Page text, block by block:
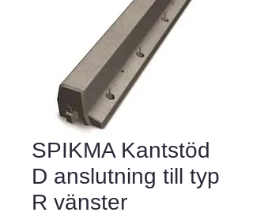
SPIKMA Kantstöd
D anslutning till typ
R vänster